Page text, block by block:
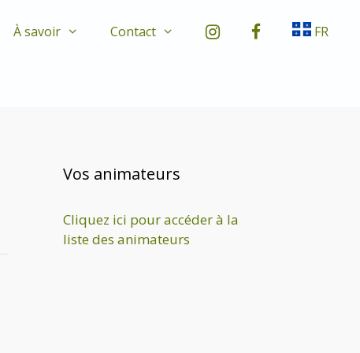
À savoir Contact FR
Vos animateurs
Cliquez ici pour accéder à la
liste des animateurs